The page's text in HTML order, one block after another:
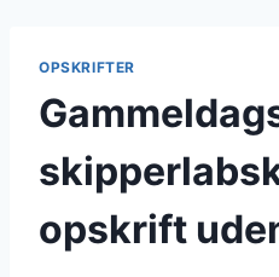
OPSKRIFTER
opskrift